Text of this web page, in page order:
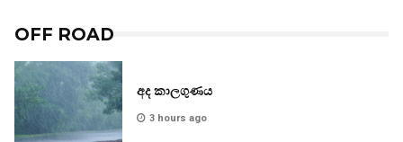
OFF ROAD
අද කාලගුණය
3 hours ago